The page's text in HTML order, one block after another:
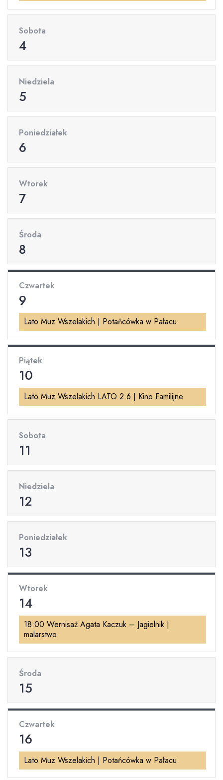
Sobota
4
Niedziela
5
Poniedziałek
6
Wtorek
7
Środa
8
Czwartek
9
Lato Muz Wszelakich | Potańcówka w Pałacu
Piątek
10
Lato Muz Wszelakich LATO 2.6 | Kino Familijne
Sobota
11
Niedziela
12
Poniedziałek
13
Wtorek
14
18:00 Wernisaż Agata Kaczuk – Jagielnik |
malarstwo
Środa
15
Czwartek
16
Lato Muz Wszelakich | Potańcówka w Pałacu